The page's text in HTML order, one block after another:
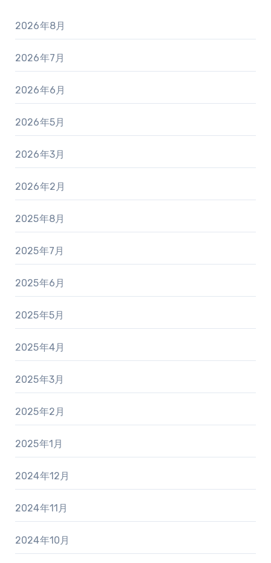
2026年8月
2026年7月
2026年6月
2026年5月
2026年3月
2026年2月
2025年8月
2025年7月
2025年6月
2025年5月
2025年4月
2025年3月
2025年2月
2025年1月
2024年12月
2024年11月
2024年10月